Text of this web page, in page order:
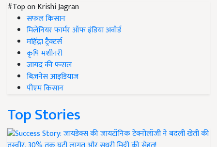
#Top on Krishi Jagran
सफल किसान
मिलेनियर फार्मर ऑफ इंडिया अवॉर्ड
महिंद्रा ट्रैक्टर्स
कृषि मशीनरी
जायद की फसल
बिज़नेस आइडियाज
पीएम किसान
Top Stories